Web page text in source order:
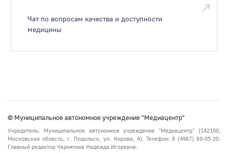
Чат по вопросам качества и доступности
медицины
© Муниципальное автономное учреждение "Медиацентр"
Учредитель: Муниципальное автономное учреждение "Медиацентр" (142100,
Московская область, г. Подольск, ул. Кирова, 4). Телефон: 8 (4967) 69-05-20.
Главный редактор Чернятина Надежда Игоревна.